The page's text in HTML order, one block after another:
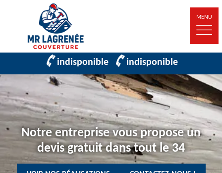
MENU
indisponible indisponible
Notre entreprise vous propose un
devis gratuit dans tout le 34